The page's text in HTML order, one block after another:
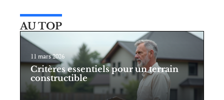
AU TOP
11 mars 2026
Critères essentiels pour un terrain
constructible